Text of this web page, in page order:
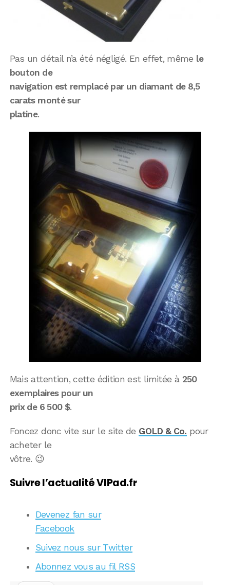
Pas un détail n’a été négligé. En effet, même le
bouton de
navigation est remplacé par un diamant de 8,5
carats monté sur
platine.
Mais attention, cette édition est limitée à 250
exemplaires pour un
prix de 6 500 $.
Foncez donc vite sur le site de GOLD & Co. pour
acheter le
vôtre. 😉
Suivre l’actualité VIPad.fr
Devenez fan sur
Facebook
Suivez nous sur Twitter
Abonnez vous au fil RSS